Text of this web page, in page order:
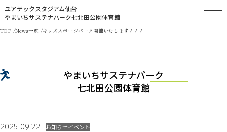
ユアテックスタジアム仙台
やまいちサステナパーク七北田公園体育館
TOP News一覧 キッズスポーツパーク開催いたします！！！
やまいちサステナパーク
七北田公園体育館
2025 09.22 お知らせイベント